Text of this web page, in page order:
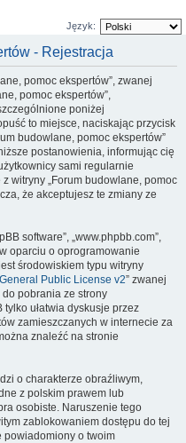
Język:
- Rejestracja
pomoc ekspertów”, zwanej
pomoc ekspertów”,
poniżej
to miejsce, naciskając przycisk
budowlane, pomoc ekspertów”
postanowienia, informując cię
sami regularnie
witryny „Forum budowlane, pomoc
że akceptujesz te zmiany ze
software”, „www.phpbb.com”,
w oparciu o oprogramowanie
środowiskiem typu witryny
Public License v2” zwanej
do pobrania ze strony
ułatwia dyskusje przez
zamieszczanych w internecie za
znaleźć na stronie
o charakterze obraźliwym,
z polskim prawem lub
osobiste. Naruszenie tego
zablokowaniem dostępu do tej
powiadomiony o twoim